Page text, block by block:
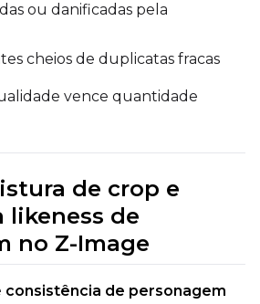
Toggle256
256
Toggle512
512
SAMPLE
Sample Every
ou danificadas pela
cheios de duplicatas fracas
vence quantidade
de crop e
likeness de
no Z-Image
consistência de personagem